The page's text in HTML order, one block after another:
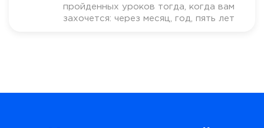
пройденных уроков тогда, когда вам
захочется: через месяц, год, пять лет